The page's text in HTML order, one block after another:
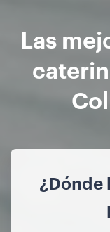
Las
¿Dónde